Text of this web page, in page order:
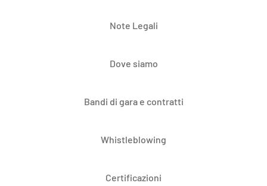
Note Legali
Dove siamo
Bandi di gara e contratti
Whistleblowing
Certificazioni